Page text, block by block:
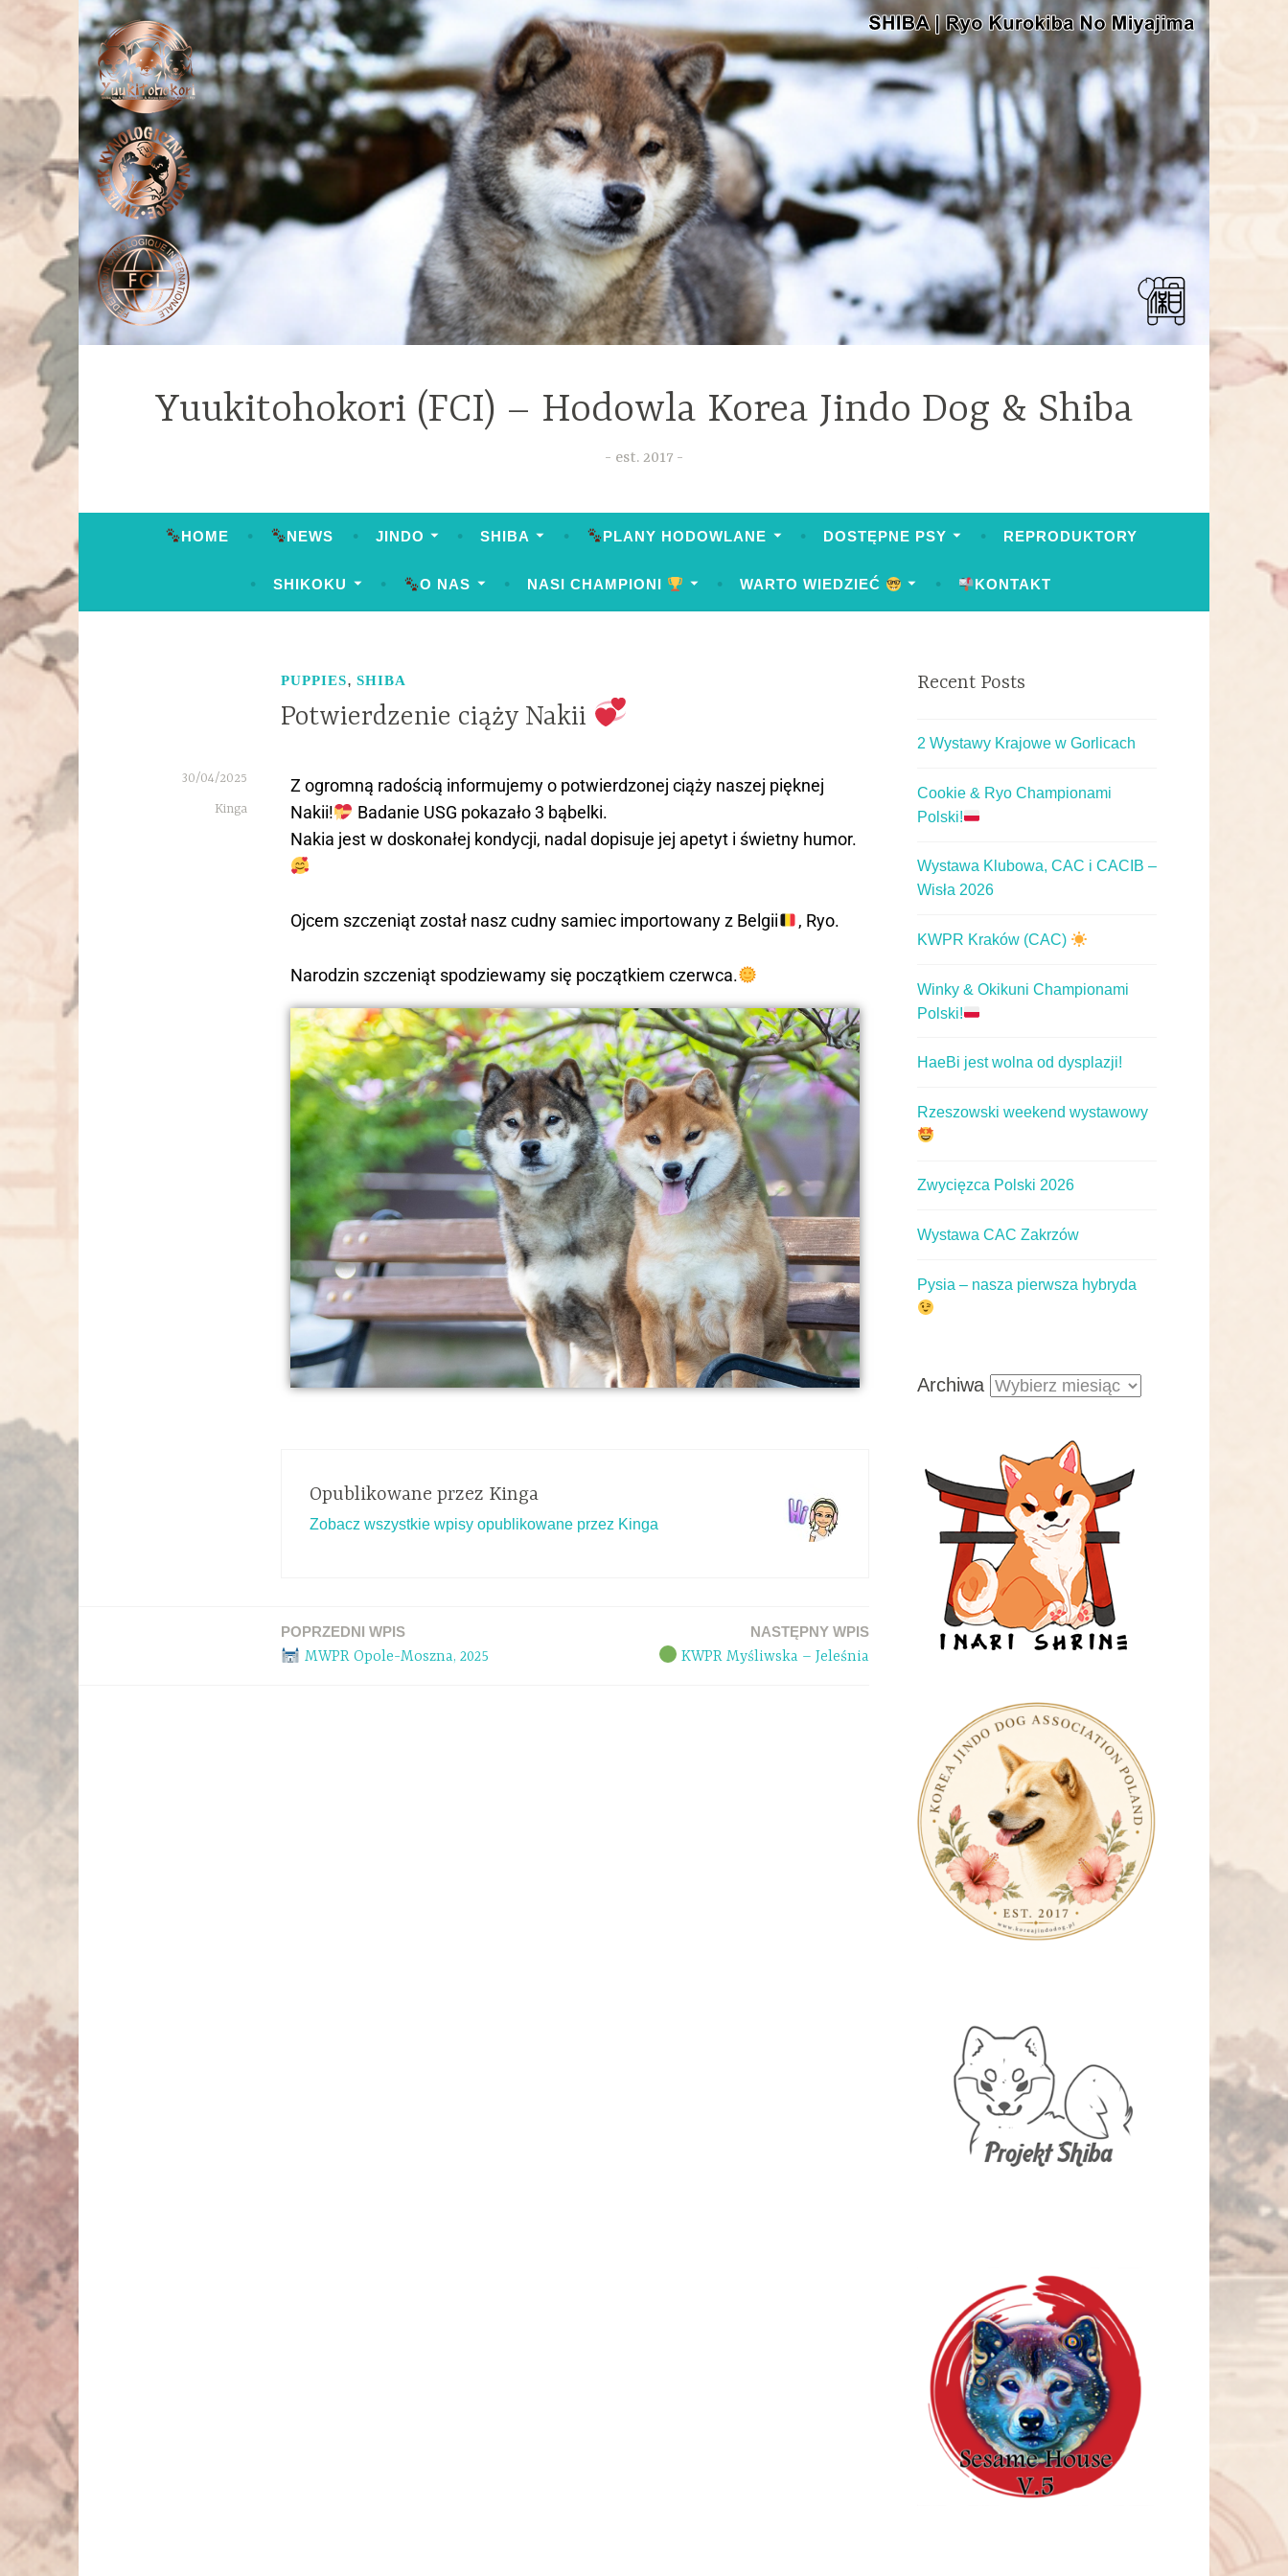
Yuukitohokori (FCI) – Hodowla Korea Jindo Dog & Shiba
est. 2017
HOME NEWS JINDO SHIBA PLANY HODOWLANE DOSTĘPNE PSY REPRODUKTORY
SHIKOKU O NAS NASI CHAMPIONI WARTO WIEDZIEĆ KONTAKT
PUPPIES, SHIBA
Potwierdzenie ciąży Nakii
30/04/2025
Kinga
Z ogromną radością informujemy o potwierdzonej ciąży naszej pięknej
Nakii!
Badanie USG pokazało 3 bąbelki.
Nakia jest w doskonałej kondycji, nadal dopisuje jej apetyt i świetny humor.
Ojcem szczeniąt został nasz cudny samiec importowany z Belgii , Ryo.
Narodzin szczeniąt spodziewamy się początkiem czerwca.
Opublikowane przez Kinga
Zobacz wszystkie wpisy opublikowane przez Kinga
POPRZEDNI WPIS
MWPR Opole-Moszna, 2025
NASTĘPNY WPIS
KWPR Myśliwska – Jeleśnia
Recent Posts
2 Wystawy Krajowe w Gorlicach
Cookie & Ryo Championami
Polski!
Wystawa Klubowa, CAC i CACIB –
Wisła 2026
KWPR Kraków (CAC)
Winky & Okikuni Championami
Polski!
HaeBi jest wolna od dysplazji!
Rzeszowski weekend wystawowy
Zwycięzca Polski 2026
Wystawa CAC Zakrzów
Pysia – nasza pierwsza hybryda
Archiwa